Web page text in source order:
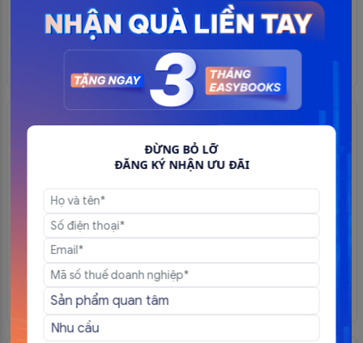
ĐỪNG BỎ LỠ
ĐĂNG KÝ NHẬN ƯU ĐÃI
Hướng dẫn lập bảng kê hàng hóa
Hướng dẫn nghiệp vụ theo dõi lịch sử gửi mail